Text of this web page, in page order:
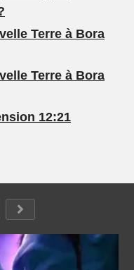
Terre à Bora
Terre à Bora
12:21